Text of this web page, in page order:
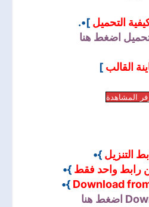
التحميل ]•.
اضغط هنا
القالب]
المشاهدة
التنزيل }•
رابط واحد فقط }•
Download
}•
اضغط هنا